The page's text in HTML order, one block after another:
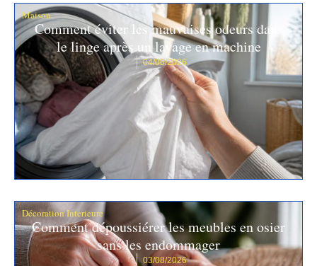
Maison
Comment éviter les mauvaises odeurs dans
le linge après un lavage en machine
04/08/2026
Décoration Interieure
Comment dépoussiérer les meubles en osier
sans les endommager
03/08/2026